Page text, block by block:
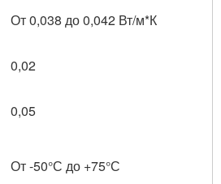
От 0,038 до 0,042 Вт/м*К
0,02
0,05
От -50°С до +75°С